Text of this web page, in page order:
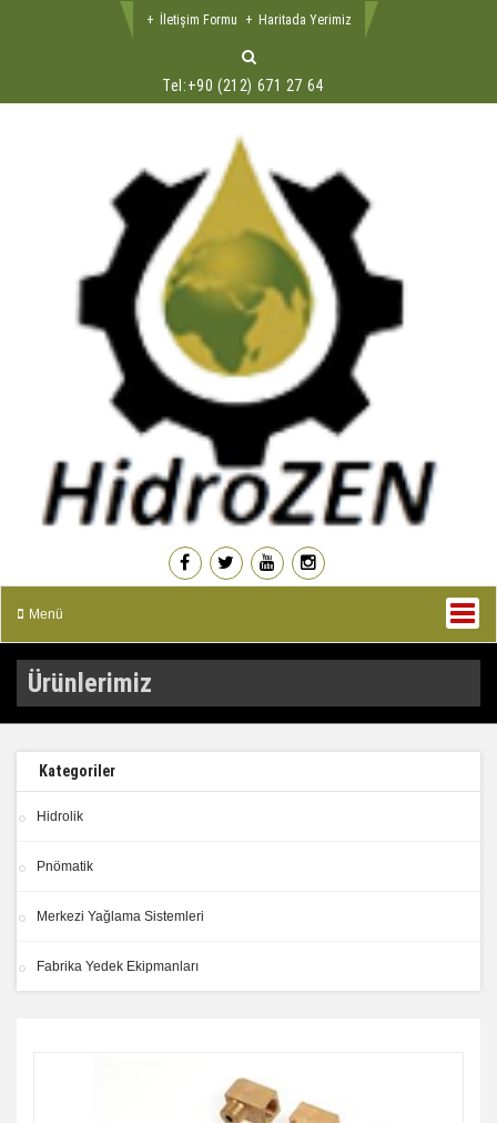
Tel:+90 (212) 671 27 64
İletişim Formu Haritada Yerimiz
Menü
Ürünlerimiz
Kategoriler
Hidrolik
Pnömatik
Merkezi Yağlama Sistemleri
Fabrika Yedek Ekipmanları